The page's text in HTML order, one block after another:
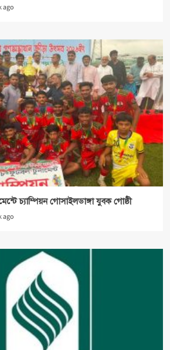
ago
চ্যাম্পিয়ন গোসাইলডাঙ্গা যুবক গোষ্ঠী
ago